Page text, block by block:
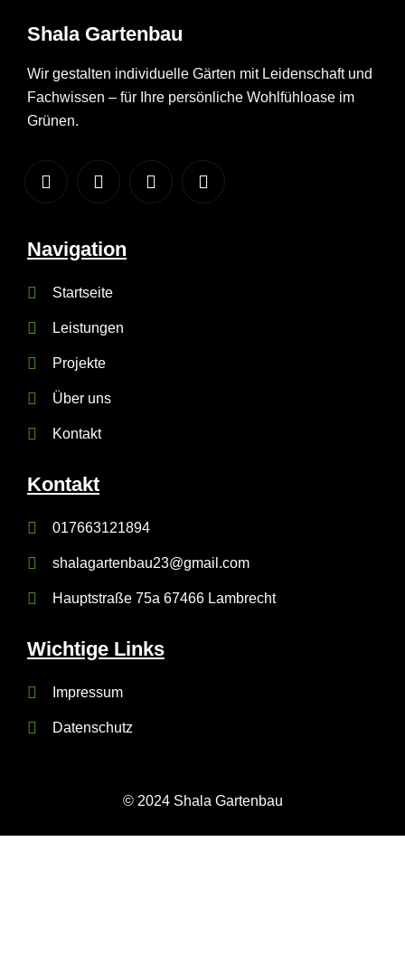
Shala Gartenbau
Wir gestalten individuelle Gärten mit Leidenschaft und
Fachwissen – für Ihre persönliche Wohlfühloase im
Grünen.
Navigation
Startseite
Leistungen
Projekte
Über uns
Kontakt
Kontakt
017663121894
shalagartenbau23@gmail.com
Hauptstraße 75a 67466 Lambrecht
Wichtige Links
Impressum
Datenschutz
© 2024 Shala Gartenbau